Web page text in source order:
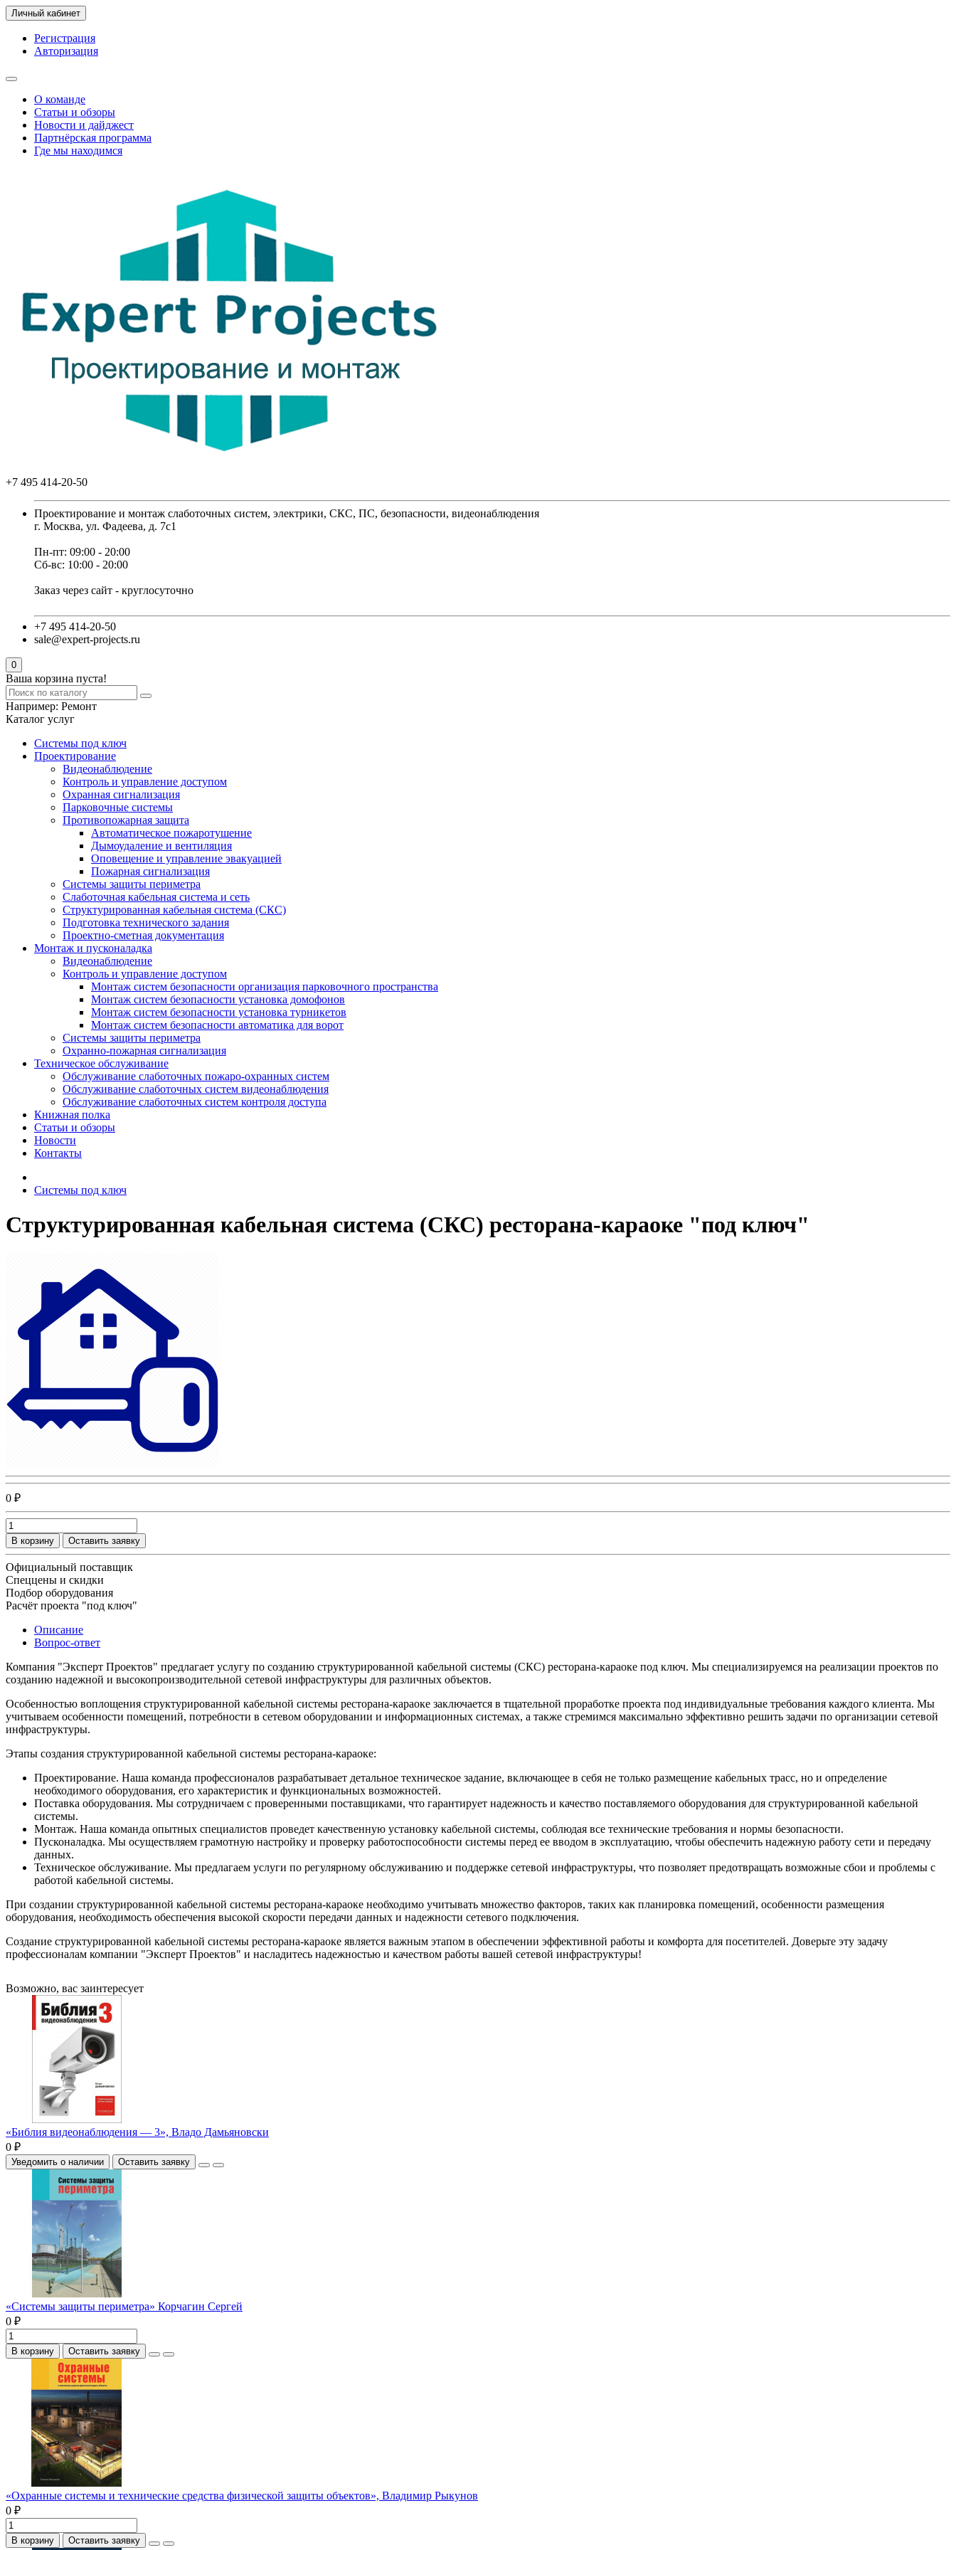
Личный кабинет
Регистрация
Авторизация
О команде
Статьи и обзоры
Новости и дайджест
Партнёрская программа
Где мы находимся
+7 495 414-20-50
Проектирование и монтаж слаботочных систем, электрики, СКС, ПС, безопасности, видеонаблюдения
г. Москва, ул. Фадеева, д. 7с1
Пн-пт: 09:00 - 20:00
Сб-вс: 10:00 - 20:00
Заказ через сайт - круглосуточно
+7 495 414-20-50
sale@expert-projects.ru
0
Ваша корзина пуста!
Например: Ремонт
Каталог услуг
Системы под ключ
Проектирование
Видеонаблюдение
Контроль и управление доступом
Охранная сигнализация
Парковочные системы
Противопожарная защита
Автоматическое пожаротушение
Дымоудаление и вентиляция
Оповещение и управление эвакуацией
Пожарная сигнализация
Системы защиты периметра
Слаботочная кабельная система и сеть
Структурированная кабельная система (СКС)
Подготовка технического задания
Проектно-сметная документация
Монтаж и пусконаладка
Видеонаблюдение
Контроль и управление доступом
Монтаж систем безопасности организация парковочного пространства
Монтаж систем безопасности установка домофонов
Монтаж систем безопасности установка турникетов
Монтаж систем безопасности автоматика для ворот
Системы защиты периметра
Охранно-пожарная сигнализация
Техническое обслуживание
Обслуживание слаботочных пожаро-охранных систем
Обслуживание слаботочных систем видеонаблюдения
Обслуживание слаботочных систем контроля доступа
Книжная полка
Статьи и обзоры
Новости
Контакты
Системы под ключ
Структурированная кабельная система (СКС) ресторана-караоке "под ключ"
0 ₽
В корзину Оставить заявку
Официальный поставщик
Спеццены и скидки
Подбор оборудования
Расчёт проекта "под ключ"
Описание
Вопрос-ответ
Компания "Эксперт Проектов" предлагает услугу по созданию структурированной кабельной системы (СКС) ресторана-караоке под ключ. Мы специализируемся на реализации проектов по
созданию надежной и высокопроизводительной сетевой инфраструктуры для различных объектов.
Особенностью воплощения структурированной кабельной системы ресторана-караоке заключается в тщательной проработке проекта под индивидуальные требования каждого клиента. Мы
учитываем особенности помещений, потребности в сетевом оборудовании и информационных системах, а также стремимся максимально эффективно решить задачи по организации сетевой
инфраструктуры.
Этапы создания структурированной кабельной системы ресторана-караоке:
Проектирование. Наша команда профессионалов разрабатывает детальное техническое задание, включающее в себя не только размещение кабельных трасс, но и определение
необходимого оборудования, его характеристик и функциональных возможностей.
Поставка оборудования. Мы сотрудничаем с проверенными поставщиками, что гарантирует надежность и качество поставляемого оборудования для структурированной кабельной
системы.
Монтаж. Наша команда опытных специалистов проведет качественную установку кабельной системы, соблюдая все технические требования и нормы безопасности.
Пусконаладка. Мы осуществляем грамотную настройку и проверку работоспособности системы перед ее вводом в эксплуатацию, чтобы обеспечить надежную работу сети и передачу
данных.
Техническое обслуживание. Мы предлагаем услуги по регулярному обслуживанию и поддержке сетевой инфраструктуры, что позволяет предотвращать возможные сбои и проблемы с
работой кабельной системы.
При создании структурированной кабельной системы ресторана-караоке необходимо учитывать множество факторов, таких как планировка помещений, особенности размещения
оборудования, необходимость обеспечения высокой скорости передачи данных и надежности сетевого подключения.
Создание структурированной кабельной системы ресторана-караоке является важным этапом в обеспечении эффективной работы и комфорта для посетителей. Доверьте эту задачу
профессионалам компании "Эксперт Проектов" и насладитесь надежностью и качеством работы вашей сетевой инфраструктуры!
Возможно, вас заинтересует
«Библия видеонаблюдения — 3», Владо Дамьяновски
0 ₽
Уведомить о наличии Оставить заявку
«Системы защиты периметра» Корчагин Сергей
0 ₽
В корзину Оставить заявку
«Охранные системы и технические средства физической защиты объектов», Владимир Рыкунов
0 ₽
В корзину Оставить заявку